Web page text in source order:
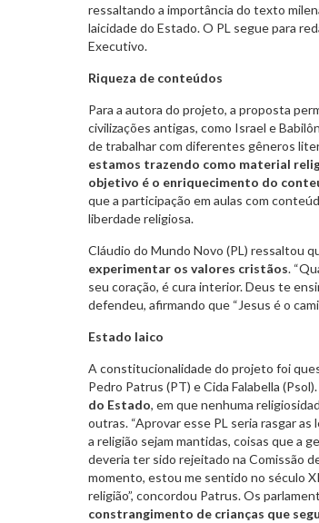
ressaltando a importância do texto
laicidade do Estado. O PL segue para
Executivo.
Riqueza de conteúdos
Para a autora do projeto, a proposta
civilizações antigas, como Israel e
de trabalhar com diferentes gêneros
estamos trazendo como material
objetivo é o enriquecimento do
que a participação em aulas com
liberdade religiosa.
Cláudio do Mundo Novo (PL) ressaltou
experimentar os valores cristãos.
seu coração, é cura interior. Deus te
defendeu, afirmando que “Jesus é o
Estado laico
A constitucionalidade do projeto foi
Pedro Patrus (PT) e Cida Falabella (Psol).
do Estado, em que nenhuma
outras. “Aprovar esse PL seria rasgar
a religião sejam mantidas, coisas que a
deveria ter sido rejeitado na Comissão
momento, estou me sentido no século
religião”, concordou Patrus. Os
constrangimento de crianças que